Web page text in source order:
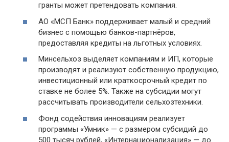
гранты может претендовать компания.
АО «МСП Банк» поддерживает малый и средний
бизнес с помощью банков-партнёров,
предоставляя кредиты на льготных условиях.
Минсельхоз выделяет компаниям и ИП, которые
производят и реализуют собственную продукцию,
инвестиционный или краткосрочный кредит по
ставке не более 5%. Также на субсидии могут
рассчитывать производители сельхозтехники.
Фонд содействия инновациям реализует
программы «Умник» — с размером субсидий до
500 тысяч рублей, «Интернационализация» — до